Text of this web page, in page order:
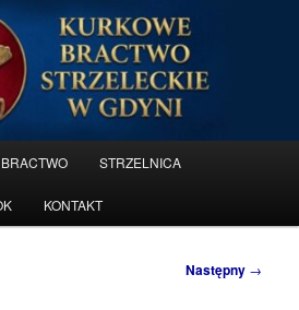
Strzeleckie w
BRACTWO STRZELNICA
KONTAKT
Następny →